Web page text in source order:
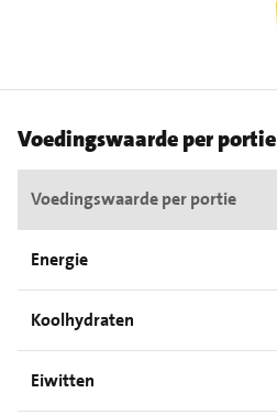
Voedingswaarde per portie
Voedingswaarde per portie
Energie
Koolhydraten
Eiwitten